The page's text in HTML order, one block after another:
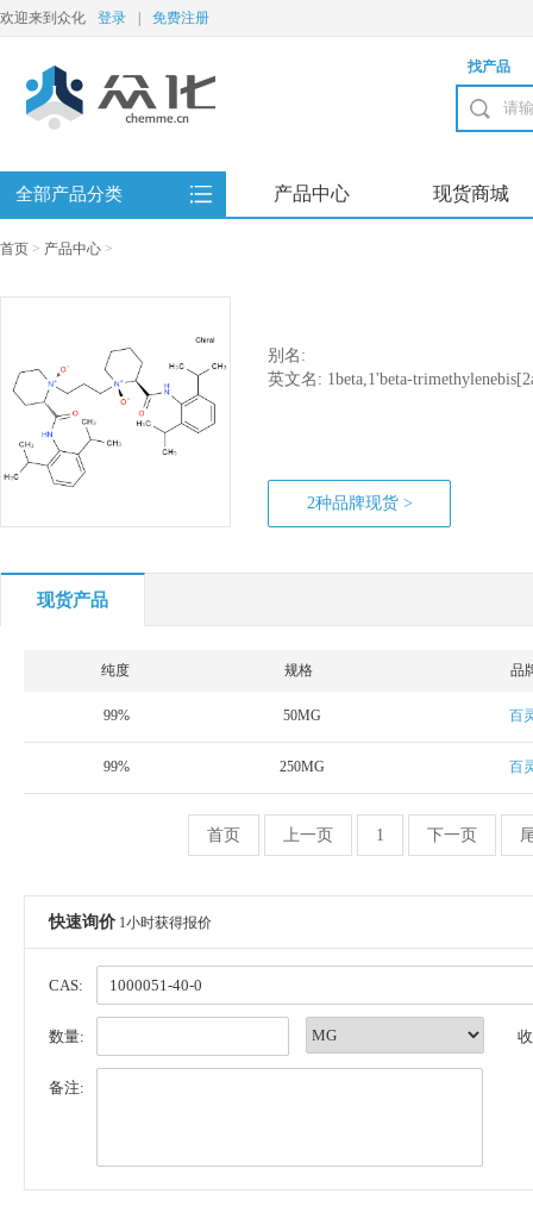
欢迎来到众化 登录 免费注册
找产品
全部产品分类 产品中心 现货商城
首页 > 产品中心 >
别名:
英文名: 1beta,1'beta-
2种品牌现货 >
现货产品
纯度 规格 品
99% 50MG 百
99% 250MG 百
首页 上一页 1 下一页
快速询价 1小时获得报价
CAS:
数量:
备注: